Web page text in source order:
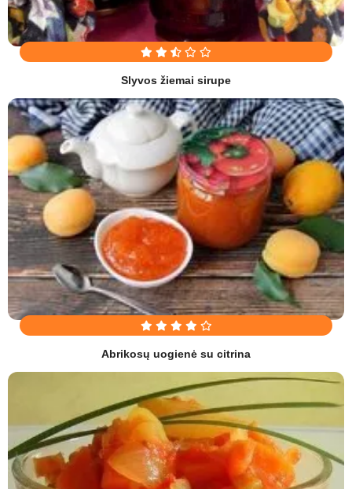
Slyvos žiemai sirupe
Abrikosų uogienė su citrina